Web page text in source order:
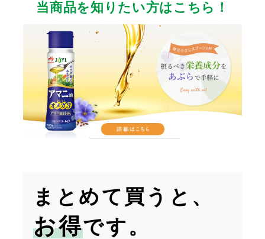
当商品を知りたい方はこちら！
まとめて買うと、
お得です。